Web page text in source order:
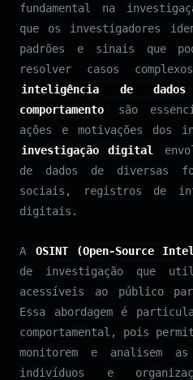
fundamental na
que os investigadores
padrões e sinais que
resolver casos
inteligência de dados
comportamento
são
ações e motivações dos
investigação digital
de dados de diversas
sociais, registros de
digitais.
A OSINT (Open-Source
de investigação que
acessíveis ao público
Essa abordagem é
comportamental, pois
monitorem e analisem
indivíduos e